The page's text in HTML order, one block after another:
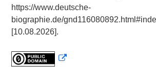
https://www.deutsche-
biographie.de/
[10.08.2026].